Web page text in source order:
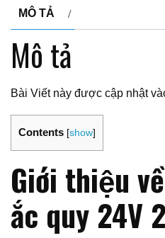
MÔ TẢ
Mô tả
Bài Viết này được cập nhật
Contents [show]
Giới thiệu
ắc quy 24V